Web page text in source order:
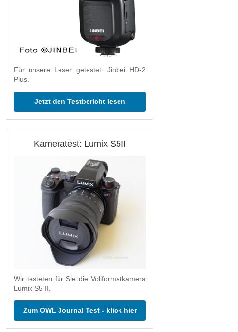
Für unsere Leser getestet: Jinbei HD-2
Plus.
Jetzt den Testbericht lesen
Kameratest: Lumix S5II
Wir testeten für Sie die Vollformatkamera
Lumix S5 II.
Zum OWL Journal Test - klick hier